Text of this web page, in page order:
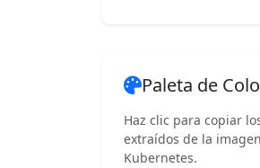
Paleta de
Haz clic para copiar
extraídos de la
Kubernetes.